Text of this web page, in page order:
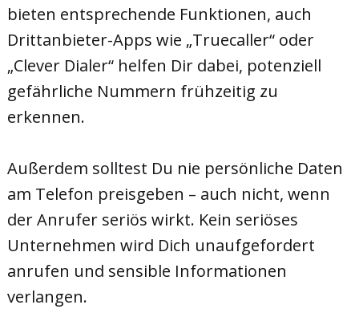
bieten entsprechende Funktionen, auch
Drittanbieter-Apps wie „Truecaller“ oder
„Clever Dialer“ helfen Dir dabei, potenziell
gefährliche Nummern frühzeitig zu
erkennen.
Außerdem solltest Du nie persönliche Daten
am Telefon preisgeben – auch nicht, wenn
der Anrufer seriös wirkt. Kein seriöses
Unternehmen wird Dich unaufgefordert
anrufen und sensible Informationen
verlangen.